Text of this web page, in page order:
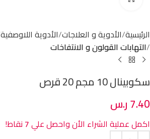
الرئيسية الأدوية و العلاجات الأدوية اللاوصفية
التهابات القولون و الانتفاخات
سكوبينال 10 مجم 20 قرص
7.40ر.س
اكمل عملية الشراء الأن واحصل علي7 نقاط!